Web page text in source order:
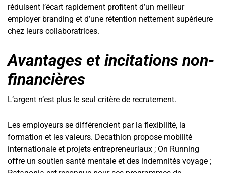
réduisent l’écart rapidement profitent d’un meilleur
employer branding et d’une rétention nettement supérieure
chez leurs collaboratrices.
Avantages et incitations non-
financières
L’argent n’est plus le seul critère de recrutement.
Les employeurs se différencient par la flexibilité, la
formation et les valeurs. Decathlon propose mobilité
internationale et projets entrepreneuriaux ; On Running
offre un soutien santé mentale et des indemnités voyage ;